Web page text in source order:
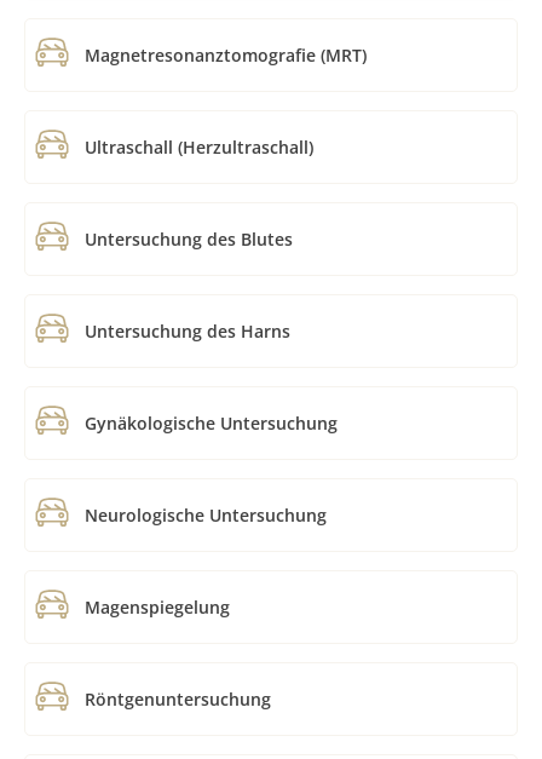
Magnetresonanztomografie (MRT)
Ultraschall (Herzultraschall)
Untersuchung des Blutes
Untersuchung des Harns
Gynäkologische Untersuchung
Neurologische Untersuchung
Magenspiegelung
Röntgenuntersuchung